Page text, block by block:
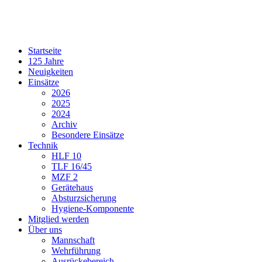
Startseite
125 Jahre
Neuigkeiten
Einsätze
2026
2025
2024
Archiv
Besondere Einsätze
Technik
HLF 10
TLF 16/45
MZF 2
Gerätehaus
Absturzsicherung
Hygiene-Komponente
Mitglied werden
Über uns
Mannschaft
Wehrführung